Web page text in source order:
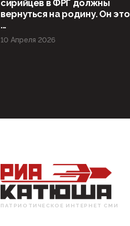
сирийцев в ФРГ должны
вернуться на родину. Он это
...
10 Апреля 2026
ПАТРИОТИЧЕСКОЕ ИНТЕРНЕТ СМИ